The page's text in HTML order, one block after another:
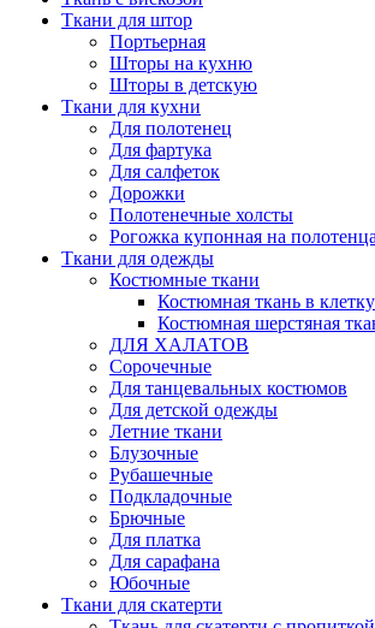
Ткани для штор
Портьерная
Шторы на кухню
Шторы в детскую
Ткани для кухни
Для полотенец
Для фартука
Для салфеток
Дорожки
Полотенечные холсты
Рогожка купонная на полотенца
Ткани для одежды
Костюмные ткани
Костюмная ткань в клетку
Костюмная шерстяная
ДЛЯ ХАЛАТОВ
Сорочечные
Для танцевальных костюмов
Для детской одежды
Летние ткани
Блузочные
Рубашечные
Подкладочные
Брючные
Для платка
Для сарафана
Юбочные
Ткани для скатерти